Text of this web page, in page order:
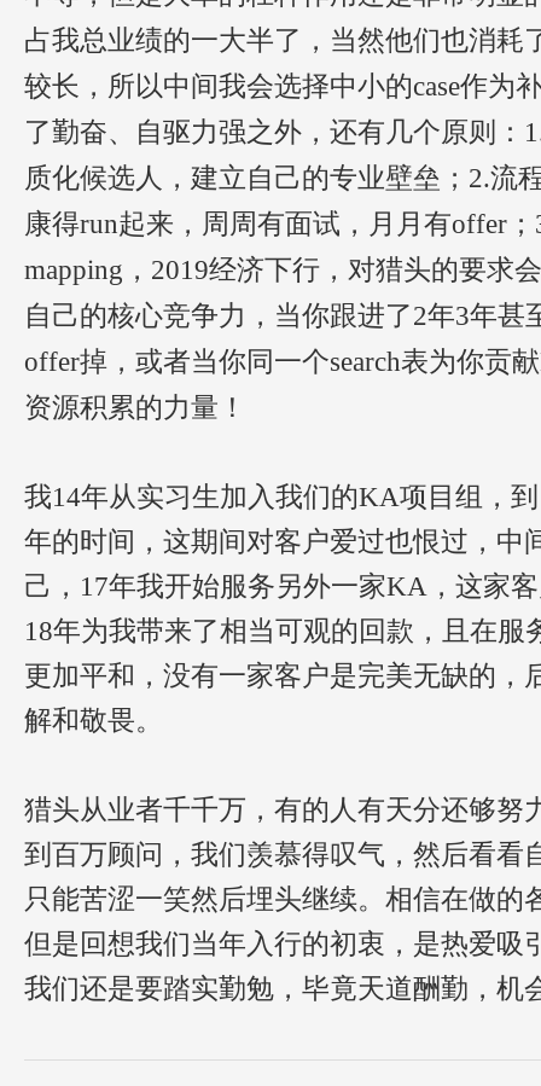
占我总业绩的一大半了，当然他们也消耗
较长，所以中间我会选择中小的case作为
了勤奋、自驱力强之外，还有几个原则：
质化候选人，建立自己的专业壁垒；2.流
康得run起来，周周有面试，月月有offer
mapping，2019经济下行，对猎头的要求
自己的核心竞争力，当你跟进了2年3年甚
offer掉，或者当你同一个search表为你贡
资源积累的力量！
我14年从实习生加入我们的KA项目组，
年的时间，这期间对客户爱过也恨过，中
己，17年我开始服务另外一家KA，这家
18年为我带来了相当可观的回款，且在服
更加平和，没有一家客户是完美无缺的，
解和敬畏。
猎头从业者千千万，有的人有天分还够努
到百万顾问，我们羡慕得叹气，然后看看
只能苦涩一笑然后埋头继续。相信在做的
但是回想我们当年入行的初衷，是热爱吸
我们还是要踏实勤勉，毕竟天道酬勤，机